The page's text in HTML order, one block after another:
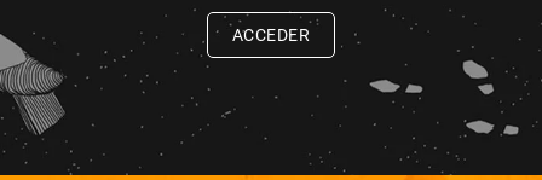
ACCEDER